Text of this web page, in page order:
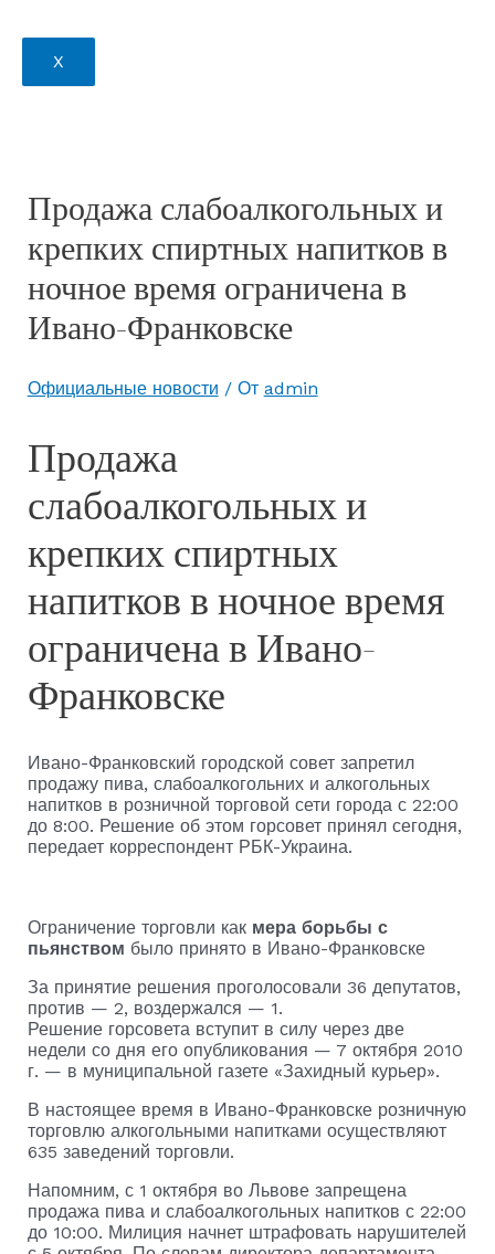
X
Продажа слабоалкогольных и
крепких спиртных напитков в
ночное время ограничена в
Ивано-Франковске
Официальные новости / От admin
Продажа
слабоалкогольных и
крепких спиртных
напитков в ночное время
ограничена в Ивано-
Франковске
Ивано-Франковский городской совет запретил
продажу пива, слабоалкогольних и алкогольных
напитков в розничной торговой сети города с 22:00
до 8:00. Решение об этом горсовет принял сегодня,
передает корреспондент РБК-Украина.
Ограничение торговли как мера борьбы с
пьянством было принято в Ивано-Франковске
За принятие решения проголосовали 36 депутатов,
против — 2, воздержался — 1.
Решение горсовета вступит в силу через две
недели со дня его опубликования — 7 октября 2010
г. — в муниципальной газете «Захидный курьер».
В настоящее время в Ивано-Франковске розничную
торговлю алкогольными напитками осуществляют
635 заведений торговли.
Напомним, с 1 октября во Львове запрещена
продажа пива и слабоалкогольных напитков с 22:00
до 10:00. Милиция начнет штрафовать нарушителей